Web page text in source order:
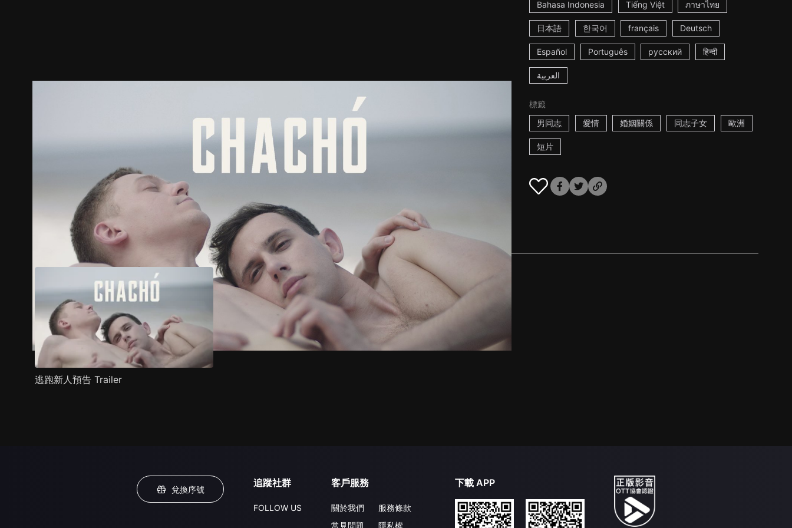
Bahasa Indonesia Tiếng Việt ภาษาไทย
日本語 한국어 français Deutsch
Español Português русский हिन्दी
العربية
標籤
男同志
愛情 婚姻關係 同志子女 歐洲
短片
劇照 推薦影片
逃跑新人預告 Trailer
兌換序號
追蹤社群
FOLLOW US
客戶服務
關於我們
常見問題
服務條款
隱私權
下載 APP